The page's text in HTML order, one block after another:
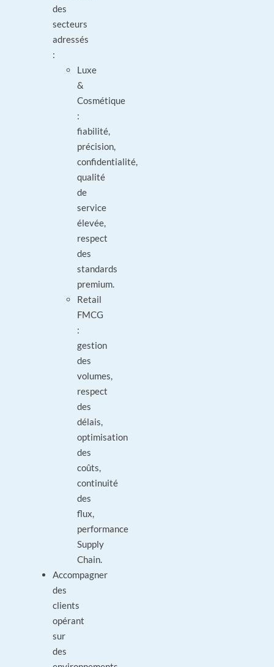
des
secteurs
adressés
:
Luxe
&
Cosmétique
:
fiabilité,
précision,
confidentialité,
qualité
de
service
élevée,
respect
des
standards
premium.
Retail
FMCG
:
gestion
des
volumes,
respect
des
délais,
optimisation
des
coûts,
continuité
des
flux,
performance
Supply
Chain.
Accompagner
des
clients
opérant
sur
des